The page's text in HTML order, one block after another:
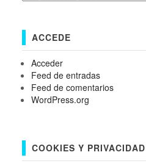
ACCEDE
Acceder
Feed de entradas
Feed de comentarios
WordPress.org
COOKIES Y PRIVACIDAD